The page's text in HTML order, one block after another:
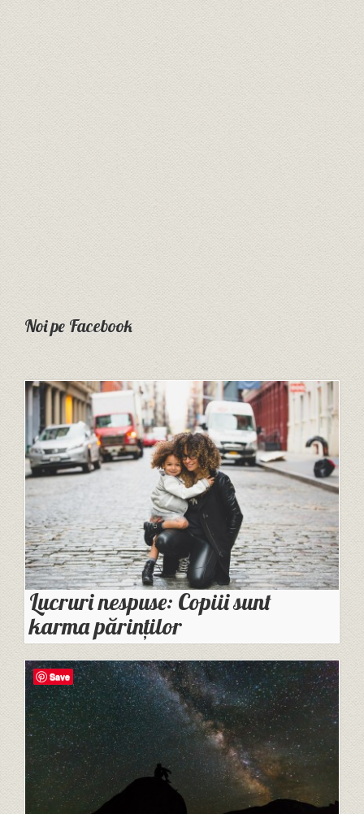
Noi pe Facebook
Lucruri nespuse: Copiii sunt
karma părinților
Save